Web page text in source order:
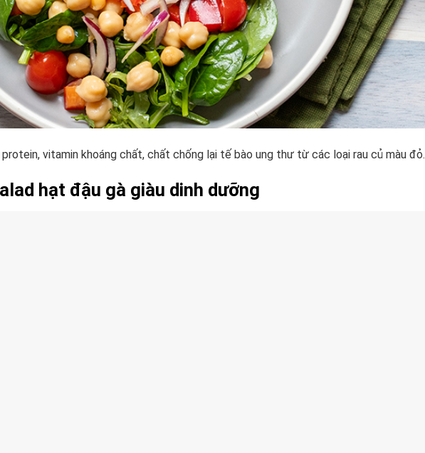
vitamin khoáng chất, chất chống lại tế bào ung thư từ các loại rau củ màu đỏ.
hạt đậu gà giàu dinh dưỡng